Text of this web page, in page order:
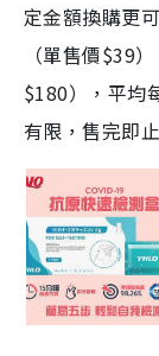
定金額換購更
（單售價$39
$180），平均
有限，售完即